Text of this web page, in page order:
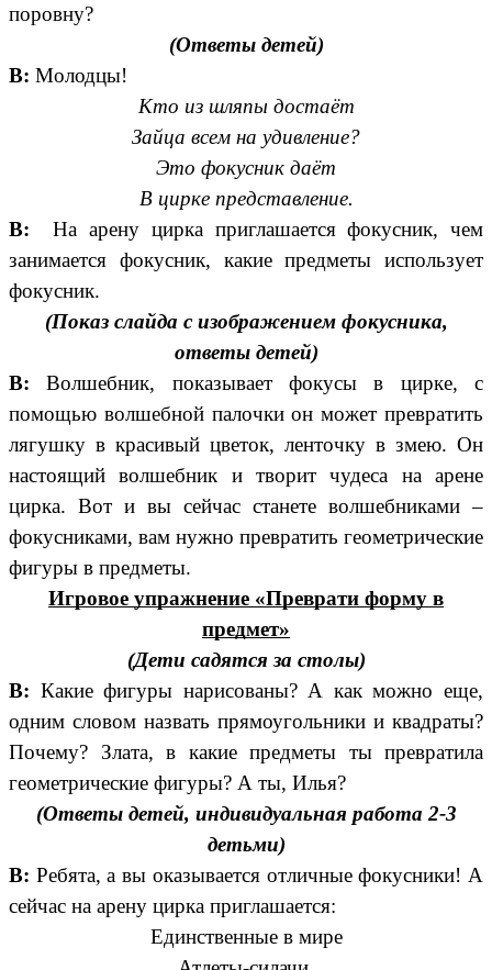
поровну?
(Ответы детей)
В: Молодцы!
Кто из шляпы достаёт
Зайца всем на удивление?
Это фокусник даёт
В цирке представление.
В:
На арену цирка приглашается фокусник, чем
занимается фокусник, какие предметы использует
фокусник.
(Показ слайда с изображением фокусника,
ответы детей)
В: Волшебник, показывает фокусы в цирке, с
помощью волшебной палочки он может превратить
лягушку в красивый цветок, ленточку в змею. Он
настоящий волшебник и творит чудеса на арене
цирка. Вот и вы сейчас станете волшебниками –
фокусниками, вам нужно превратить геометрические
фигуры в предметы.
Игровое упражнение «Преврати форму в
предмет»
(Дети садятся за столы)
В: Какие фигуры нарисованы? А как можно еще,
одним словом назвать прямоугольники и квадраты?
Почему? Злата, в какие предметы ты превратила
геометрические фигуры? А ты, Илья?
(Ответы детей, индивидуальная работа 2-3
детьми)
В: Ребята, а вы оказывается отличные фокусники! А
сейчас на арену цирка приглашается:
Единственные в мире